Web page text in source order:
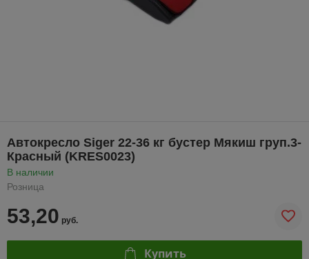
Автокресло Siger 22-36 кг бустер Мякиш груп.3-
Красный (KRES0023)
В наличии
Розница
53,20 руб.
Купить